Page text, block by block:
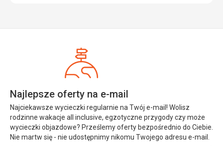
Najlepsze oferty na e-mail
Najciekawsze wycieczki regularnie na Twój e-mail! Wolisz
rodzinne wakacje all inclusive, egzotyczne przygody czy może
wycieczki objazdowe? Prześlemy oferty bezpośrednio do Ciebie.
Nie martw się - nie udostępnimy nikomu Twojego adresu e-mail.